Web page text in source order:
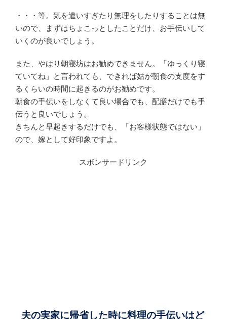
・・・等。気を遣いすぎたり無理をしたりすることは無
いので、まずはちょこっとしたことだけ、お手伝いして
いくのが良いでしょう。
また、やはり朝寝坊はお勧めできません。「ゆっくり寝
ていてね」と言われても、できれば姑が朝食の支度をす
るくらいの時間に起きるのがお勧めです。
朝食の手伝いをしなくて良い場合でも、配膳だけでも手
伝うと良いでしょう。
きちんと早起きするだけでも、「お客様状態ではない」
ので、嫁として好印象ですよ。
スポンサードリンク
夫の実家に帰省した時に料理の手伝いはど